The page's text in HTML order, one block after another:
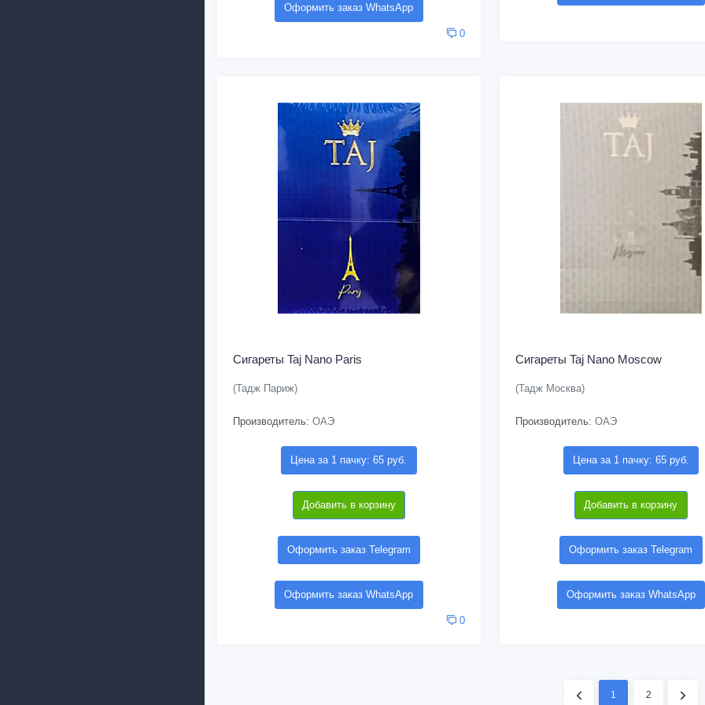
Оформить заказ WhatsApp
0
Сигареты Taj Nano Paris
(Тадж Париж)
Производитель: ОАЭ
Цена за 1 пачку: 65 руб.
Добавить в корзину
Оформить заказ Telegram
Оформить заказ WhatsApp
0
Сигареты Taj Nano Moscow
(Тадж Москва)
Производитель: ОАЭ
Цена за 1 пачку: 65 руб.
Добавить в корзину
Оформить заказ Telegram
Оформить заказ WhatsApp
1 2